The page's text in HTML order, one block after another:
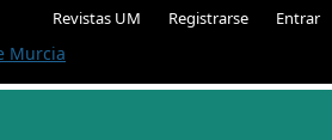
Revistas UM Registrarse Entrar